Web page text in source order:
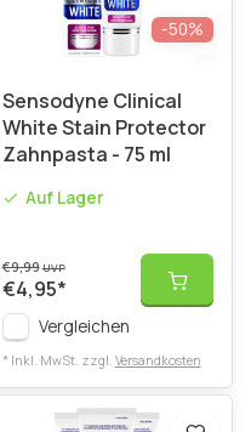
-50%
Sensodyne Clinical
White Stain Protector
Zahnpasta - 75 ml
Auf Lager
€9,99UVP
€4,95*
Vergleichen
* Inkl. MwSt. zzgl. Versandkosten